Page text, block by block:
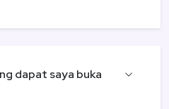
dapat saya buka